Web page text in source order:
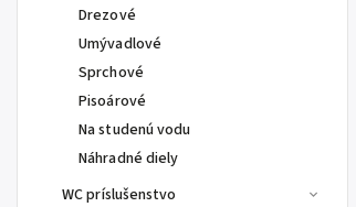
Drezové
Umývadlové
Sprchové
Pisoárové
Na studenú vodu
Náhradné diely
WC príslušenstvo